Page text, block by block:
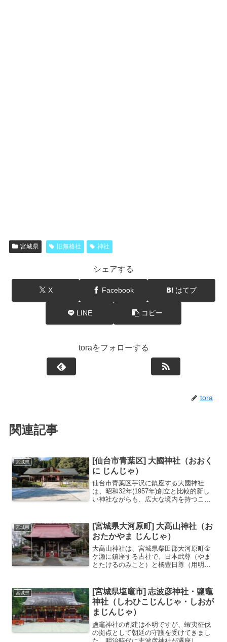
宮城県 旧無格社 神社
シェアする
X Facebook はてブ
LINE コピー
toraをフォローする
tora
関連記事
宮城県
[仙台市青葉区] 大國神社（おおく
に じんじゃ）
仙台市青葉区芋沢に鎮座する大國神社
は、昭和32年(1957年)創立と比較的新し
い神社ながらも、広大な境内を持つこと
売繁盛、健康長寿など多岐にわたるご利
益があるとされます...
宮城県
[宮城県大河原町] 大高山神社（お
おたかやま じんじゃ）
大高山神社は、宮城県柴田郡大河原町金
ケ瀬に鎮座する古社で、日本武尊（やま
とたけるのみこと）と橘豊日尊（用明天
えられます。日本武尊が蝦夷征伐の東征
の折にこの地へ仮宮を立て...
宮城県
[宮城県塩竈市] 志波彦神社・鹽竈
神社（しわひこじんじゃ・しおが
まじんじゃ）
鹽竈神社の創建は不明ですが、蝦夷征伐
の拠点として朝廷の守護を受けてきまし